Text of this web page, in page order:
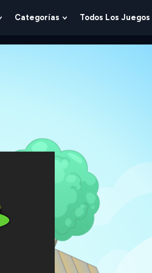
Show
For
Categorías
Show
For
Todos Los Juegos